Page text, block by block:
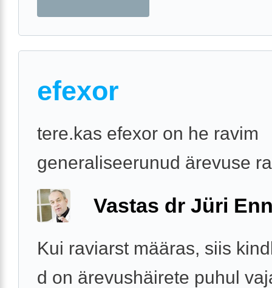
efexor
tere.kas efexor on he ravim
generaliseerunud ärevuse
Vastas dr Jüri
Kui raviarst määras, siis
d on ärevushäirete puhul